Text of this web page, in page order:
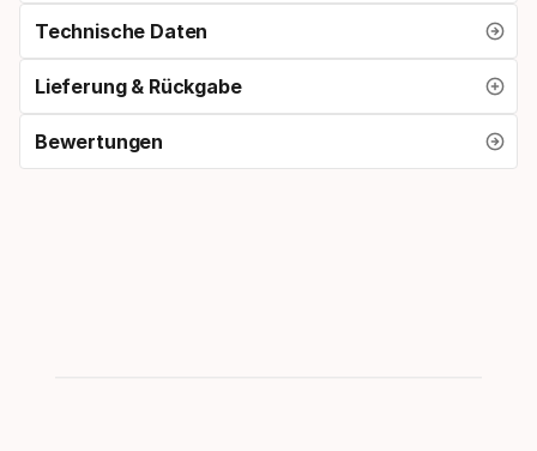
Technische Daten
Lieferung & Rückgabe
Bewertungen